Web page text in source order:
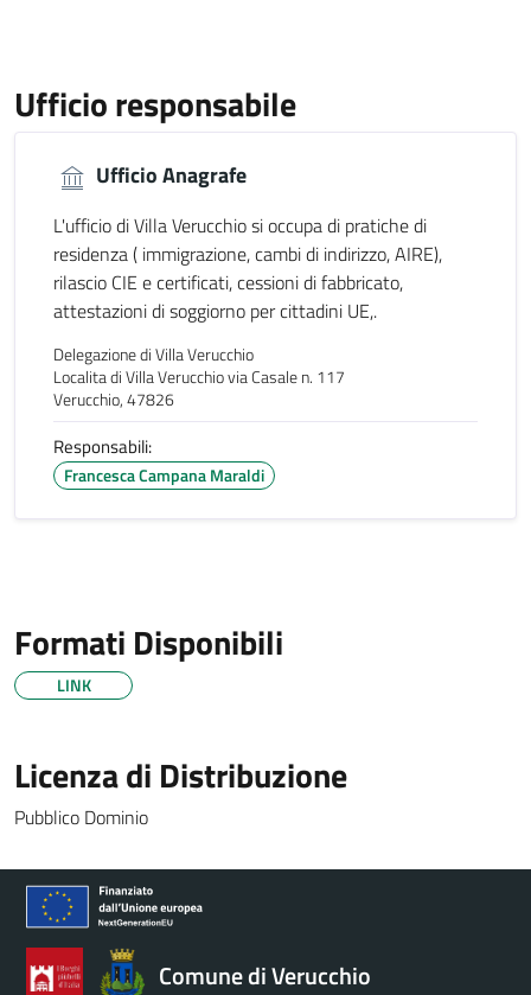
Ufficio responsabile
Ufficio Anagrafe
L'ufficio di Villa Verucchio si occupa di pratiche di
residenza ( immigrazione, cambi di indirizzo, AIRE),
rilascio CIE e certificati, cessioni di fabbricato,
attestazioni di soggiorno per cittadini UE,.
Delegazione di Villa Verucchio
Localita di Villa Verucchio via Casale n. 117
Verucchio, 47826
Responsabili:
Francesca Campana Maraldi
Formati Disponibili
LINK
Licenza di Distribuzione
Pubblico Dominio
Comune di Verucchio